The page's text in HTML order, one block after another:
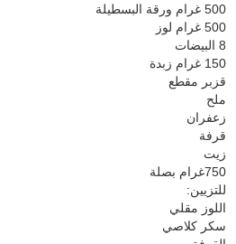
500 غرام ورقة البسطيلة
500 غرام لوز
8 البيضات
150 غرام زبدة
قزبر مقطع
ملح
زعفران
قرفة
زيت
750غرام بصلة
للتزيين:
اللوز مقلي
سكر كلاصي